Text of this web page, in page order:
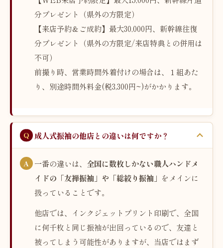
分プレゼント（県外の方限定）
【来店予約＆ご成約】最大30,000円、新幹線往復
分プレゼント（県外の方限定/来店特典との併用は
不可）
前撮り時、営業時間外着付けの場合は、１組あた
り、別途時間外料金(税3,300円~)がかかります。
成人式振袖の他店との違いは何ですか？
一番の違いは、 全国に数枚しかない職人ハンドメ
イドの「友禅振袖」や「総絞り振袖」 をメインに
扱っていることです。
他店では、インクジェットプリント印刷で、全国
に何千枚と同じ振袖が出回っているので、友達と
被ってしまう可能性がありますが、当店ではまず